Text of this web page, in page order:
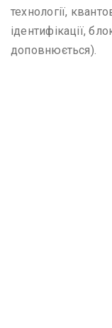
технології,
ідентифікації,
доповнюється).